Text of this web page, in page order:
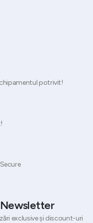
potrivit!
exclusive și discount-uri